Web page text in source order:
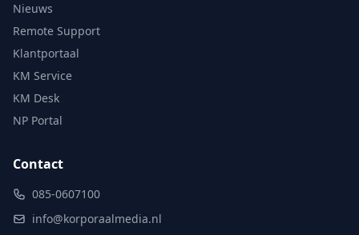
Nieuws
Remote Support
Klantportaal
KM Service
KM Desk
NP Portal
Contact
085-0607100
info@korporaalmedia.nl